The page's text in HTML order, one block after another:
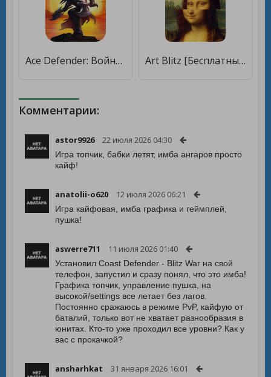
Ace Defender: Война Драконов [Мод меню] Art Blitz [Бесплатные покупки]
Комментарии:
astor9926 22 июля 2026 04:30
Игра топчик, бабки летят, имба ангаров просто
кайф!
anatolii-o620 12 июля 2026 06:21
Игра кайфовая, имба графика и геймплей,
пушка!
aswerre711 11 июля 2026 01:40
Установил Coast Defender - Blitz War на свой
телефон, запустил и сразу понял, что это имба!
Графика топчик, управление пушка, на
высокой/settings все летает без лагов.
Постоянно сражаюсь в режиме PvP, кайфую от
баталий, только вот не хватает разнообразия в
юнитах. Кто-то уже проходил все уровни? Как у
вас с прокачкой?
ansharhkat 31 января 2026 16:01